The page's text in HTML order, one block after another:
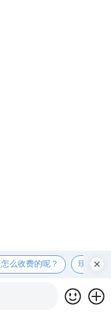
么收费的呢？ 现在有